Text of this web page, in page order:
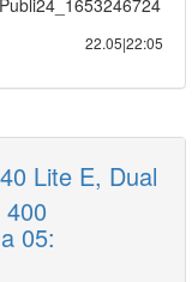
22.05|22:05
Lite E, Dual
05: